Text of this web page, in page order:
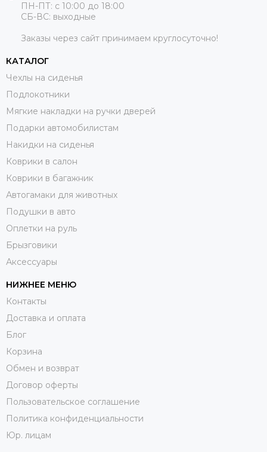
ПН-ПТ: с 10:00 до 18:00
СБ-ВС: выходные
Заказы через сайт принимаем круглосуточно!
КАТАЛОГ
Чехлы на сиденья
Подлокотники
Мягкие накладки на ручки дверей
Подарки автомобилистам
Накидки на сиденья
Коврики в салон
Коврики в багажник
Автогамаки для животных
Подушки в авто
Оплетки на руль
Брызговики
Аксессуары
НИЖНЕЕ МЕНЮ
Контакты
Доставка и оплата
Блог
Корзина
Обмен и возврат
Договор оферты
Пользовательское соглашение
Политика конфиденциальности
Юр. лицам